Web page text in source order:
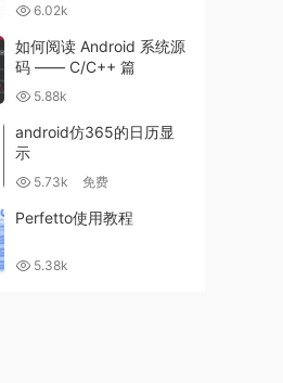
6.02k
如何阅读 Android 系统源
码 —— C/C++ 篇
5.88k
android仿365的日历显
示
5.73k 免费
Perfetto使用教程
5.38k